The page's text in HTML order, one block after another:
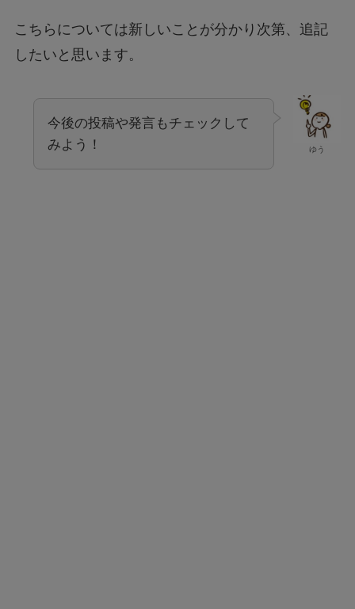
こちらについては新しいことが分かり次第、追記
したいと思います。
ゆう
今後の投稿や発言もチェックして
みよう！